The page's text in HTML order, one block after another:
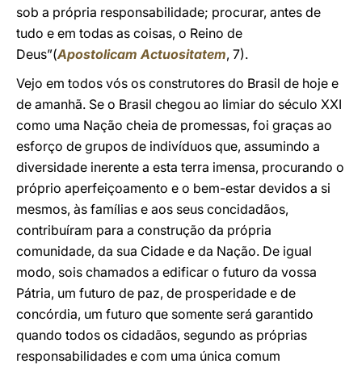
sob a própria responsabilidade; procurar, antes de
tudo e em todas as coisas, o Reino de
Deus”(Apostolicam Actuositatem, 7).
Vejo em todos vós os construtores do Brasil de hoje e
de amanhã. Se o Brasil chegou ao limiar do século XXI
como uma Nação cheia de promessas, foi graças ao
esforço de grupos de indivíduos que, assumindo a
diversidade inerente a esta terra imensa, procurando o
próprio aperfeiçoamento e o bem-estar devidos a si
mesmos, às famílias e aos seus concidadãos,
contribuíram para a construção da própria
comunidade, da sua Cidade e da Nação. De igual
modo, sois chamados a edificar o futuro da vossa
Pátria, um futuro de paz, de prosperidade e de
concórdia, um futuro que somente será garantido
quando todos os cidadãos, segundo as próprias
responsabilidades e com uma única comum